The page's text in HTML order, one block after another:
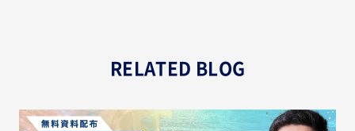
RELATED BLOG